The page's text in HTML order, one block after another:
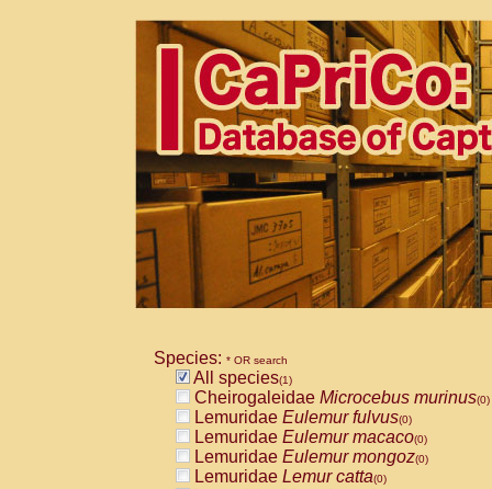
Species: * OR search
All species(1)
Cheirogaleidae Microcebus murinus(0)
Lemuridae Eulemur fulvus(0)
Lemuridae Eulemur macaco(0)
Lemuridae Eulemur mongoz(0)
Lemuridae Lemur catta(0)